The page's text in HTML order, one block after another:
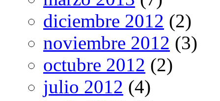
diciembre 2012 (2)
noviembre 2012 (3)
octubre 2012 (2)
julio 2012 (4)